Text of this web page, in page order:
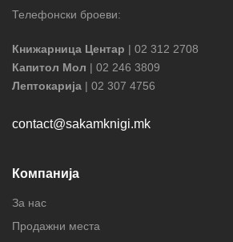
Телефонски броеви:
Книжарница Центар | 02 312 2708
Капитол Мол | 02 246 3809
Лептокарија | 02 307 4756
contact@sakamknigi.mk
Компанија
За нас
Продажни места